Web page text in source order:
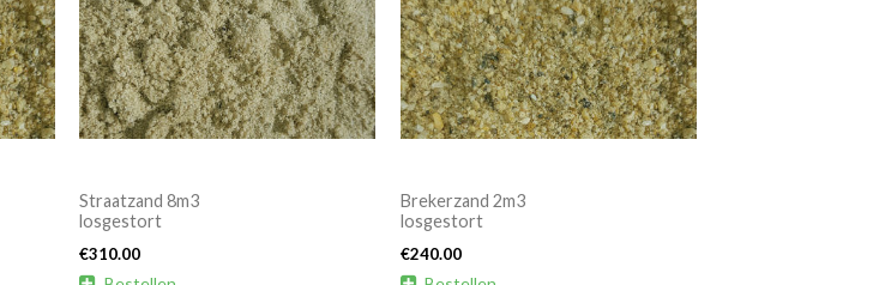
Straatzand 8m3
losgestort
€310.00
Brekerzand 2m3
losgestort
€240.00